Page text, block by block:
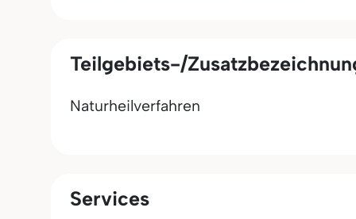
Teilgebiets-/
Naturheilverfahren
Services